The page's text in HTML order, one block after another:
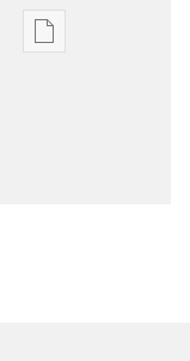
Opsiyon